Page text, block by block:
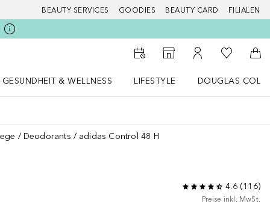
BEAUTY SERVICES GOODIES BEAUTY CARD FILIALEN
Zum Storefinder
Zu Meinem
Zu Meiner
GESUNDHEIT & WELLNESS
LIFESTYLE
DOUGLAS
Deodorants adidas Control 48 H
4.6(116)
Preise inkl. MwSt.